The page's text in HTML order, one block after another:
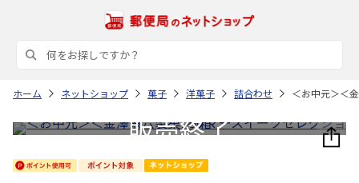
ホーム ネットショップ 菓子 洋菓子 詰合わせ ＜お中元＞＜